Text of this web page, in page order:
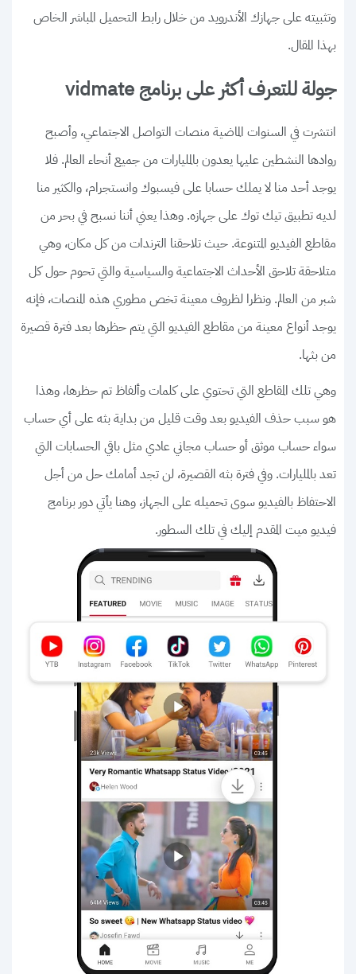
وتثبيته على جهازك الأندرويد من خلال رابط التحميل المباشر الخاص
بهذا المقال.
جولة للتعرف أكثر على برنامج vidmate
انتشرت في السنوات الماضية منصات التواصل الاجتماعي، وأصبح
روادها النشطين عليها يعدون بالمليارات من جميع أنحاء العالم. فلا
يوجد أحد منا لا يملك حسابا على فيسبوك وانستجرام، والكثير منا
لديه تطبيق تيك توك على جهازه. وهذا يعني أننا نسبح في بحر من
مقاطع الفيديو المتنوعة. حيث تلاحقنا الترندات من كل مكان، وهي
متلاحقة تلاحق الأحداث الاجتماعية والسياسية والتي تحوم حول كل
شبر من العالم. ونظرا لظروف معينة تخص مطوري هذه المنصات، فإنه
يوجد أنواع معينة من مقاطع الفيديو التي يتم حظرها بعد فترة قصيرة
من بثها.
وهي تلك المقاطع التي تحتوي على كلمات وألفاظ تم حظرها، وهذا
هو سبب حذف الفيديو بعد وقت قليل من بداية بثه على أي حساب
سواء حساب موثق أو حساب مجاني عادي مثل باقي الحسابات التي
تعد بالمليارات. وفي فترة بثه القصيرة، لن تجد أمامك حل من أجل
الاحتفاظ بالفيديو سوى تحميله على الجهاز، وهنا يأتي دور برنامج
فيديو ميت المقدم إليك في تلك السطور.